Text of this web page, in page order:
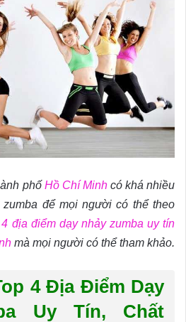
phố Hồ Chí Minhcó khá nhiều
để mọi người có thể theo
địa điểm dạy nhảy zumba uy tín
mà mọi người có thể tham khảo.
4 Địa Điểm Dạy
Uy Tín, Chất